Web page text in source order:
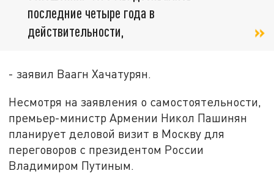
последние четыре года в
действительности,
- заявил Ваагн Хачатурян.
Несмотря на заявления о самостоятельности,
премьер-министр Армении Никол Пашинян
планирует деловой визит в Москву для
переговоров с президентом России
Владимиром Путиным.